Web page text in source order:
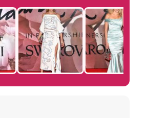
Manu Baqueiro: "Tuve como referente a Bruce Willis en 'Luz de Luna' para mi trabajo en la serie 'Perdiendo el juicio'"
Magdalena de Suecia responde a las críticas y explica por qué le han permitido lanzar su propio negocio